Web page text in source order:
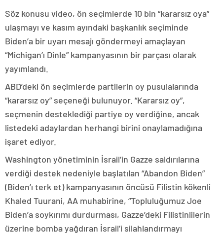
Söz konusu video, ön seçimlerde 10 bin “kararsız oya”
ulaşmayı ve kasım ayındaki başkanlık seçiminde
Biden’a bir uyarı mesajı göndermeyi amaçlayan
“Michigan’ı Dinle” kampanyasının bir parçası olarak
yayımlandı.
ABD’deki ön seçimlerde partilerin oy pusulalarında
“kararsız oy” seçeneği bulunuyor. “Kararsız oy”,
seçmenin desteklediği partiye oy verdiğine, ancak
listedeki adaylardan herhangi birini onaylamadığına
işaret ediyor.
Washington yönetiminin İsrail’in Gazze saldırılarına
verdiği destek nedeniyle başlatılan “Abandon Biden”
(Biden’ı terk et) kampanyasının öncüsü Filistin kökenli
Khaled Tuurani, AA muhabirine, “Topluluğumuz Joe
Biden’a soykırımı durdurması, Gazze’deki Filistinlilerin
üzerine bomba yağdıran İsrail’i silahlandırmayı